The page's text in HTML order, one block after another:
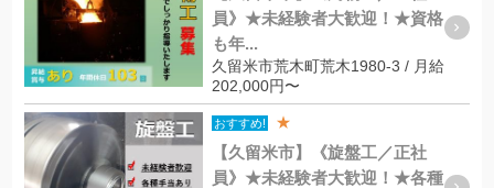
員》★未経験者大歓迎！★資格
も年...
久留米市荒木町荒木1980-3 / 月給
202,000円〜
おすすめ! ★
【久留米市】《旋盤工／正社
員》★未経験者大歓迎！★各種